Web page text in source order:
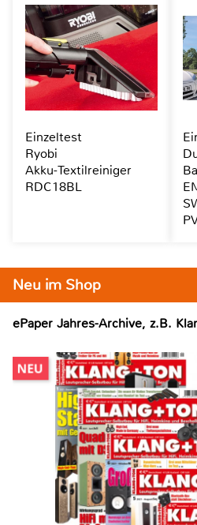
Neu im Shop
ePaper Jahres-Archive, z.B.
Einzeltest
Ryobi
Akku-Textilreiniger
RDC18BL